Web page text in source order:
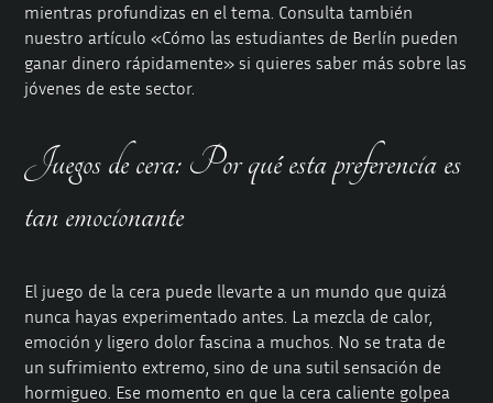
mientras profundizas en el tema. Consulta también
nuestro artículo «Cómo las estudiantes de Berlín pueden
ganar dinero rápidamente» si quieres saber más sobre las
jóvenes de este sector.
Juegos de cera: Por qué esta preferencia es
tan emocionante
El juego de la cera puede llevarte a un mundo que quizá
nunca hayas experimentado antes. La mezcla de calor,
emoción y ligero dolor fascina a muchos. No se trata de
un sufrimiento extremo, sino de una sutil sensación de
hormigueo. Ese momento en que la cera caliente golpea